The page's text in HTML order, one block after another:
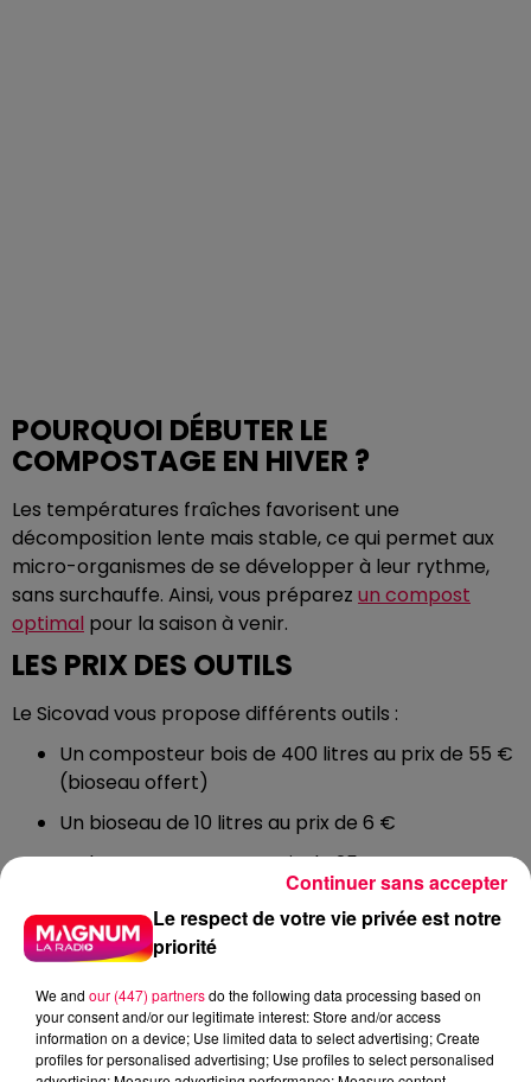
POURQUOI DÉBUTER LE
COMPOSTAGE EN HIVER ?
Les températures fraîches favorisent une
décomposition lente mais stable, ce qui permet aux
micro-organismes de se développer à leur rythme,
sans surchauffe. Ainsi, vous préparez un compost
optimal pour la saison à venir.
LES PRIX DES OUTILS
Le Sicovad vous propose différents outils :
Un composteur bois de 400 litres au prix de 55 €
(bioseau offert)
Un bioseau de 10 litres au prix de 6 €
Un brass’ compost au prix de 25 €
Le règlement peut se faire par chèque ou CB.
DERNIÈRES INFOS
Le respect de votre vie privée est notre
priorité
We and our (447) partnersdo the following data processing based on
your consent and/or our legitimate interest: Store and/or access
information on a device; Use limited data to select advertising; Create
profiles for personalised advertising; Use profiles to select personalised
Continuer sans accepter